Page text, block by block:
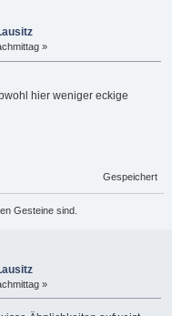
»
hier weniger eckige
Gespeichert
Gesteine sind.
»